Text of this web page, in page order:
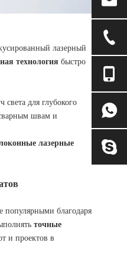
лазерный
технология быстро
для глубокого
швам и
лазерные
популярными благодаря
точные
и проектов в